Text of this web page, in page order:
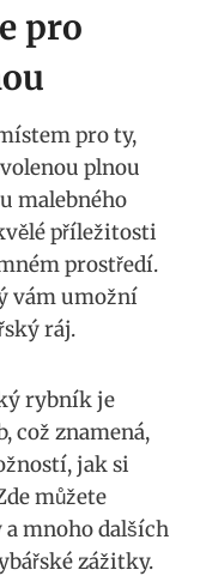
pro
pro ty,
plnou
malebného
příležitosti
prostředí.
vám umožní
ráj.
rybník je
což znamená,
jak si
můžete
mnoho dalších
zážitky.